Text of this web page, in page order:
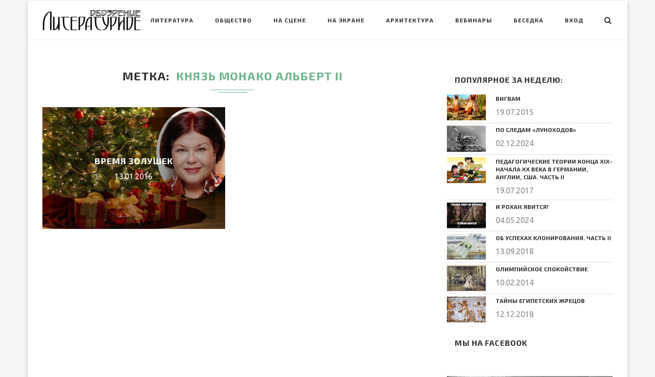
ЛИТЕРАТУРА ОБЩЕСТВО НА СЦЕНЕ НА ЭКРАНЕ АРХИТЕКТУРА ВЕБИНАРЫ БЕСЕДКА ВХОД
МЕТКА КНЯЗЬ МОНАКО АЛЬБЕРТ II
ВРЕМЯ ЗОЛУШЕК
13.01.2016
ПОПУЛЯРНОЕ ЗА НЕДЕЛЮ:
ВИГВАМ
19.07.2015
ПО СЛЕДАМ «ЛУНОХОДОВ»
02.12.2024
ПЕДАГОГИЧЕСКИЕ ТЕОРИИ КОНЦА ХIХ-
НАЧАЛА ХХ ВЕКА В ГЕРМАНИИ,
АНГЛИИ, США. ЧАСТЬ II
19.07.2017
И РОХАН ЯВИТСЯ!
04.05.2024
ОБ УСПЕХАХ КЛОНИРОВАНИЯ. ЧАСТЬ II
13.09.2018
ОЛИМПИЙСКОЕ СПОКОЙСТВИЕ
10.02.2014
ТАЙНЫ ЕГИПЕТСКИХ ЖРЕЦОВ
12.12.2018
МЫ НА FACEBOOK